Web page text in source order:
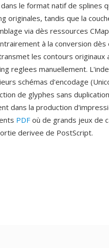
le format natif de splines
originales, tandis que la
via dès ressources
à la conversion dès
les contours originaux
reglees manuellement.
schémas d'encodage
de glyphes sans
dans la production
PDF où de grands jeux de
derivee de PostScript.